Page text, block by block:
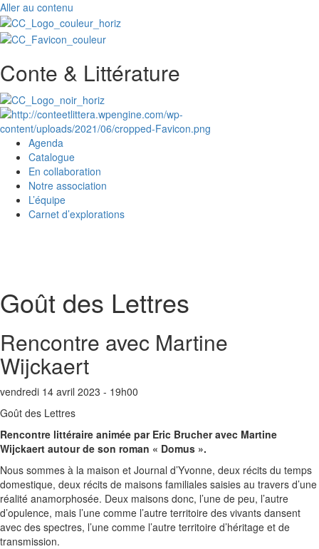
Aller au contenu
Conte & Littérature
Agenda
Catalogue
En collaboration
Notre association
L’équipe
Carnet d’explorations
Goût des Lettres
Rencontre avec Martine
Wijckaert
vendredi 14 avril 2023 - 19h00
Goût des Lettres
Rencontre littéraire animée par Eric Brucher avec Martine
Wijckaert autour de son roman « Domus ».
Nous sommes à la maison et Journal d’Yvonne, deux récits du temps
domestique, deux récits de maisons familiales saisies au travers d’une
réalité anamorphosée. Deux maisons donc, l’une de peu, l’autre
d’opulence, mais l’une comme l’autre territoire des vivants dansent
avec des spectres, l’une comme l’autre territoire d’héritage et de
transmission.